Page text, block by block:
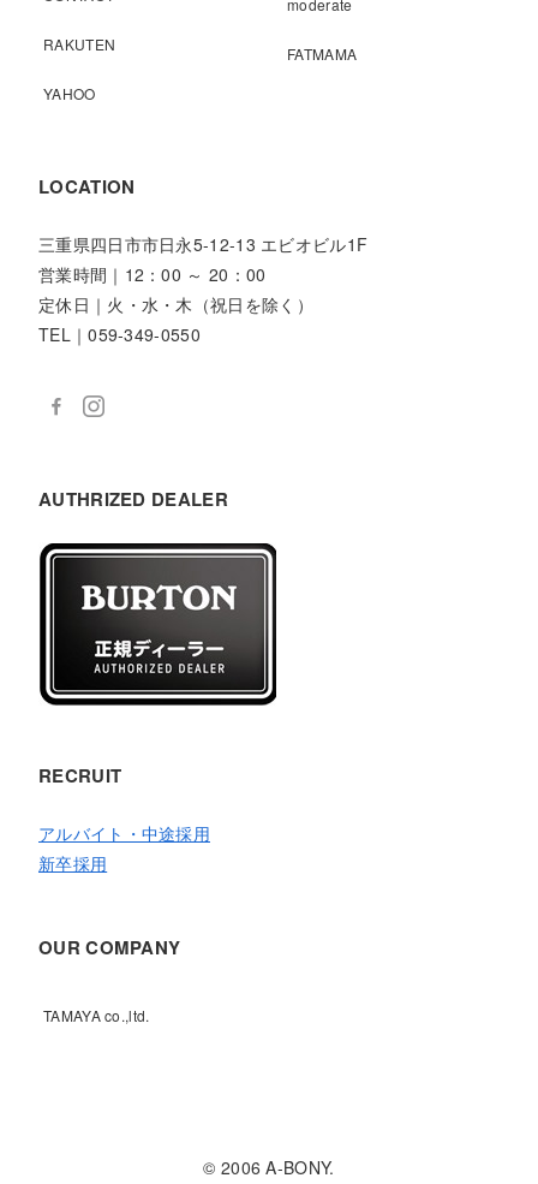
RAKUTEN
YAHOO
moderate
FATMAMA
LOCATION
三重県四日市市日永5-12-13 エビオビル1F
営業時間｜12：00 ～ 20：00
定休日｜火・水・木（祝日を除く）
TEL｜059-349-0550
AUTHRIZED DEALER
RECRUIT
アルバイト・中途採用
新卒採用
OUR COMPANY
TAMAYA co.,ltd.
© 2006 A-BONY.